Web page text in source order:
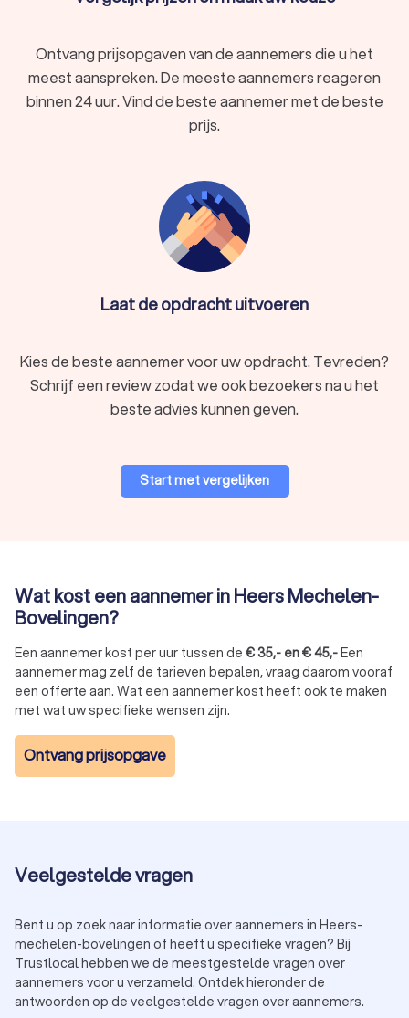
Ontvang prijsopgaven van de aannemers die u het
meest aanspreken. De meeste aannemers reageren
binnen 24 uur. Vind de beste aannemer met de beste
prijs.
Laat de opdracht uitvoeren
Kies de beste aannemer voor uw opdracht. Tevreden?
Schrijf een review zodat we ook bezoekers na u het
beste advies kunnen geven.
Start met vergelijken
Wat kost een aannemer in Heers Mechelen-
Bovelingen?
Een aannemer kost per uur tussen de €35,- en€45,-Een
aannemer mag zelf de tarieven bepalen, vraag daarom vooraf
een offerte aan. Wat een aannemer kost heeft ook te maken
met wat uw specifieke wensen zijn.
Ontvang prijsopgave
Veelgestelde vragen
Bent u op zoek naar informatie over aannemers in Heers-
mechelen-bovelingen of heeft u specifieke vragen? Bij
Trustlocal hebben we de meestgestelde vragen over
aannemers voor u verzameld. Ontdek hieronder de
antwoorden op de veelgestelde vragen over aannemers.